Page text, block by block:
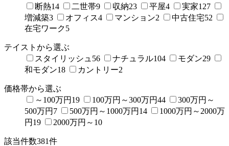
断熱14 二世帯9 収納23 平屋4 実家127
増減築3 オフィス4 マンション2 中古住宅52
在宅ワーク5
テイストから選ぶ
スタイリッシュ 56 ナチュラル104 モダン29
和モダン18 カントリー2
価格帯から選ぶ
～100万円 19 100万円～300万円44
300万円～
500万円 7 500万円～1000万円 14
1000万円～2000万
円 19 2000万円～ 10
該当件数381件